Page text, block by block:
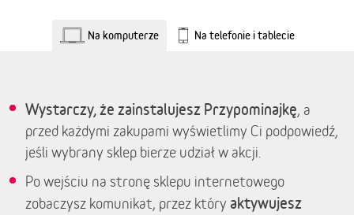
Na komputerze Na telefonie i tablecie
Wystarczy, że zainstalujesz Przypominajkę, a
przed każdymi zakupami wyświetlimy Ci podpowiedź,
jeśli wybrany sklep bierze udział w akcji.
Po wejściu na stronę sklepu internetowego
zobaczysz komunikat, przez który aktywujesz